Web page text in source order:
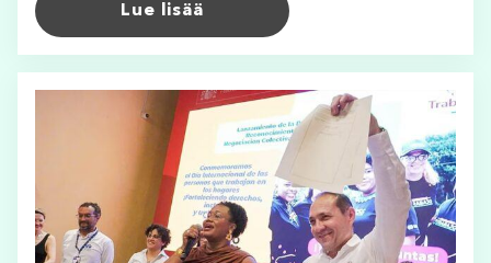
Lue lisää